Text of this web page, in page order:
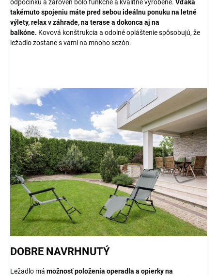
odpočinku a zároveň bolo funkčné a kvalitne vyrobené. Vďaka
takémuto spojeniu máte pred sebou ideálnu ponuku na letné
výlety, relax v záhrade, na terase a dokonca aj na
balkóne. Kovová konštrukcia a odolné opláštenie spôsobujú, že
ležadlo zostane s vami na mnoho sezón.
DOBRE NAVRHNUTÝ
Ležadlo má možnosť položenia operadla a opierky na